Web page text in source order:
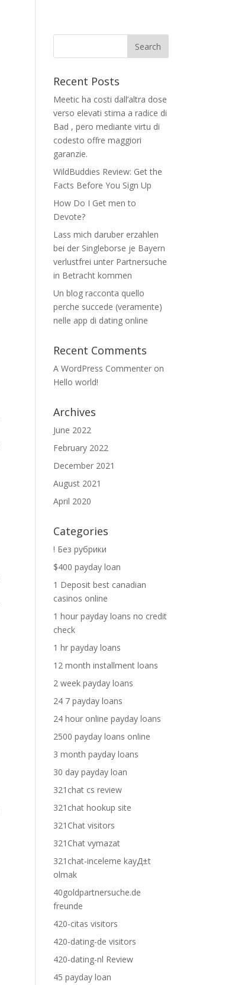
Recent Posts
Meetic ha costi dall’altra dose
verso elevati stima a radice di
Bad , pero mediante virtu di
codesto offre maggiori
garanzie.
WildBuddies Review: Get the
Facts Before You Sign Up
How Do I Get men to
Devote?
Lass mich daruber erzahlen
bei der Singleborse je Bayern
verlustfrei unter Partnersuche
in Betracht kommen
Un blog racconta quello
perche succede (veramente)
nelle app di dating online
Recent Comments
A WordPress Commenter on
Hello world!
Archives
June 2022
February 2022
December 2021
August 2021
April 2020
Categories
! Без рубрики
$400 payday loan
1 Deposit best canadian
casinos online
1 hour payday loans no credit
check
1 hr payday loans
12 month installment loans
2 week payday loans
24 7 payday loans
24 hour online payday loans
2500 payday loans online
3 month payday loans
30 day payday loan
321chat cs review
321chat hookup site
321Chat visitors
321Chat vymazat
321chat-inceleme kayД±t
olmak
40goldpartnersuche.de
freunde
420-citas visitors
420-dating-de visitors
420-dating-nl Review
45 payday loan